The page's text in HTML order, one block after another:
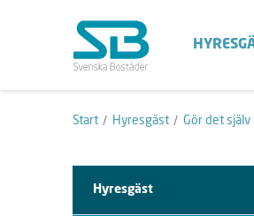
Start Hyresgäst Gör det själv
Hyresgäst